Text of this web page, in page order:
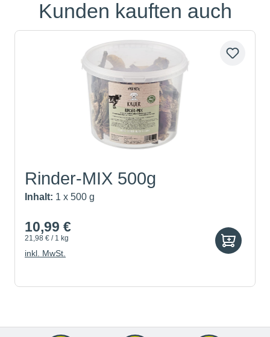
Produktgalerie überspringen
Kunden kauften auch
Rinder-MIX 500g
Inhalt: 1 x 500 g
10,99 €
21,98 € / 1 kg
inkl. MwSt.